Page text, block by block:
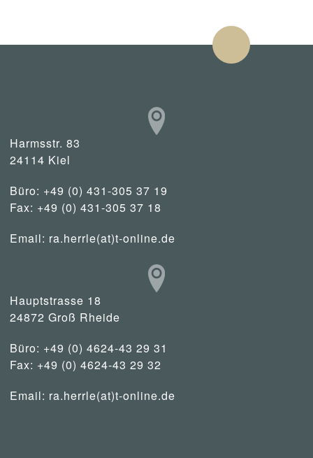
Harmsstr. 83
24114 Kiel
Büro: +49 (0) 431-305 37 19
Fax: +49 (0) 431-305 37 18
Email: ra.herrle(at)t-online.de
Hauptstrasse 18
24872 Groß Rheide
Büro: +49 (0) 4624-43 29 31
Fax: +49 (0) 4624-43 29 32
Email: ra.herrle(at)t-online.de